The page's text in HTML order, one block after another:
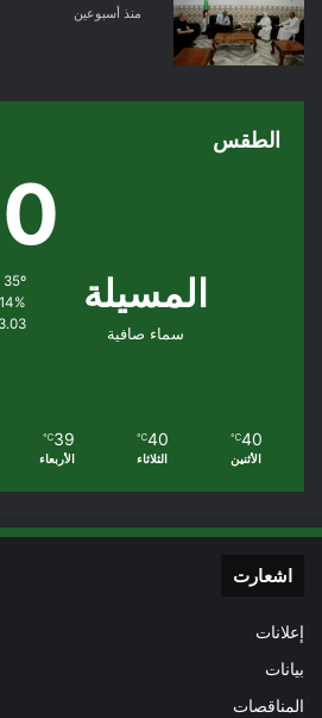
منذ أسبوعين
الطقس
المسيلة
سماء صافية
14%
3.03 كيلومتر/ساعة
40
℃
الأثنين
40
℃
الثلاثاء
39
℃
الأربعاء
اشعارت
إعلانات
بيانات
المناقصات